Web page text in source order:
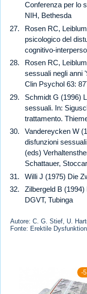
Conferenza per lo
NIH, Bethesda
Rosen RC,
psicologico del
cognitivo-
Rosen RC,
sessuali negli anni
Clin Psychol 63:
Schmidt G (1996)
sessuali. In:
trattamento.
Vandereycken W
disfunzioni
(eds)
Schattauer,
Willi J (1975) Die
Zilbergeld B
DGVT, Tubinga
Autore: C. G. Stief, U.
Fonte: Erektile
-